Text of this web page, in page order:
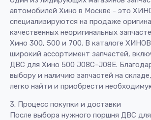
автомобилей Хино в Москве - это
специализируются на продаже
качественных неоригинальных
Хино 300, 500 и 700. В каталоге
широкий ассортимент запчастей,
ДВС для Хино 500 J08C-J08E.
выбору и наличию запчастей на
легко найти и приобрести
3. Процесс покупки и доставки
После выбора нужного поршня ДВС